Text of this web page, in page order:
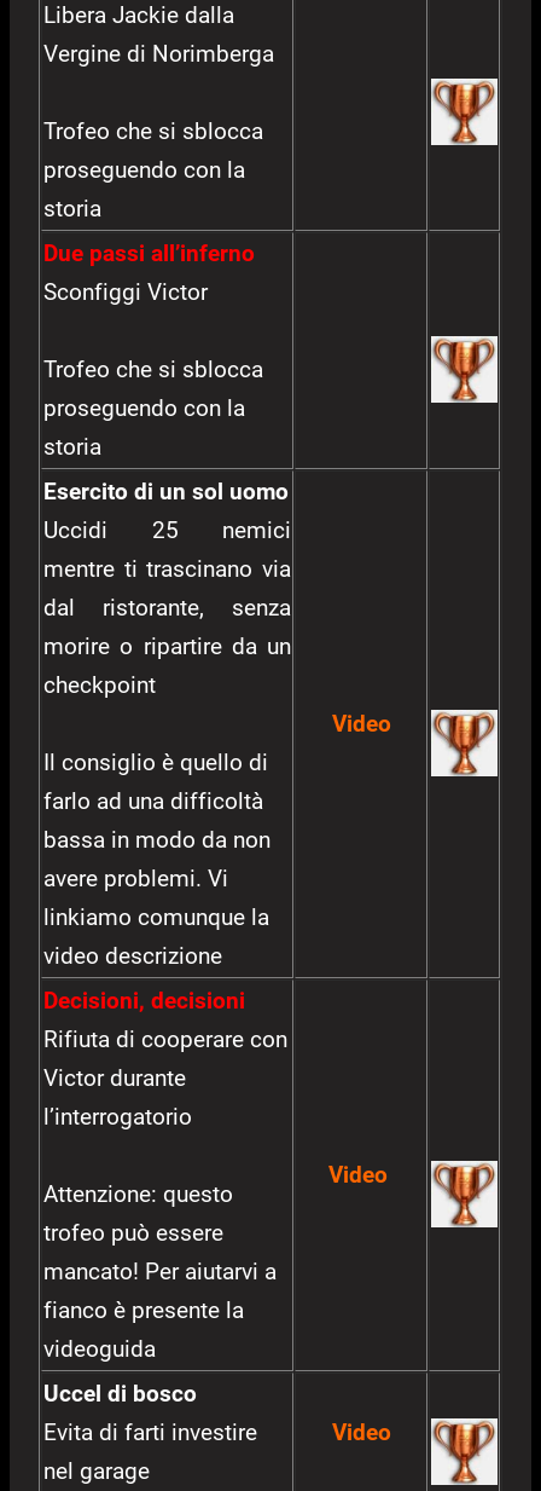
Libera Jackie dalla
Vergine di Norimberga
Trofeo che si sblocca
proseguendo con la
storia
Due passi all’inferno
Sconfiggi Victor
Trofeo che si sblocca
proseguendo con la
storia
Esercito di un sol uomo
Uccidi 25 nemici
mentre ti trascinano via
dal ristorante, senza
morire o ripartire da un
checkpoint
Il consiglio è quello di
farlo ad una difficoltà
bassa in modo da non
avere problemi. Vi
linkiamo comunque la
video descrizione
Video
Decisioni, decisioni
Rifiuta di cooperare con
Victor durante
l’interrogatorio
Attenzione: questo
trofeo può essere
mancato! Per aiutarvi a
fianco è presente la
videoguida
Video
Uccel di bosco
Evita di farti investire
nel garage
Video